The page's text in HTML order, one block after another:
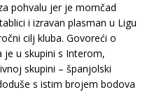
pohvalu jer je momčad
i izravan plasman u Ligu
cilj kluba. Govoreći o
u skupini s Interom,
skupini – španjolski
s istim brojem bodova